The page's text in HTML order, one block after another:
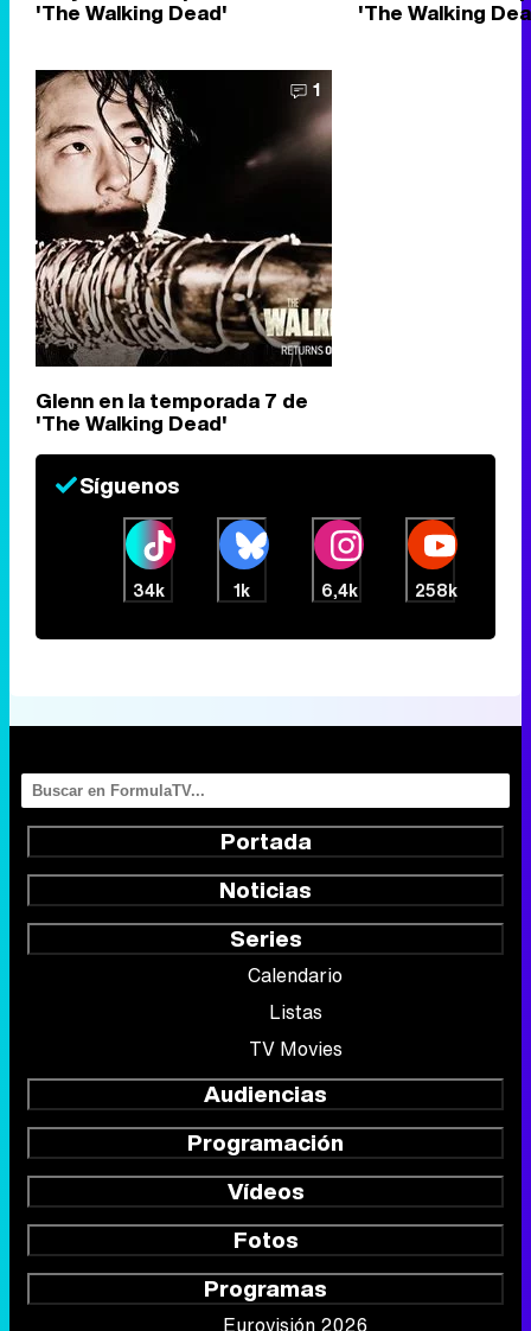
'The Walking Dead' 'The Walking
1
Glenn en la temporada 7 de
'The Walking Dead'
Síguenos
34k 1k 6,4k 258k
Portada
Noticias
Series
Calendario
Listas
TV Movies
Audiencias
Programación
Vídeos
Fotos
Programas
Eurovisión 2026